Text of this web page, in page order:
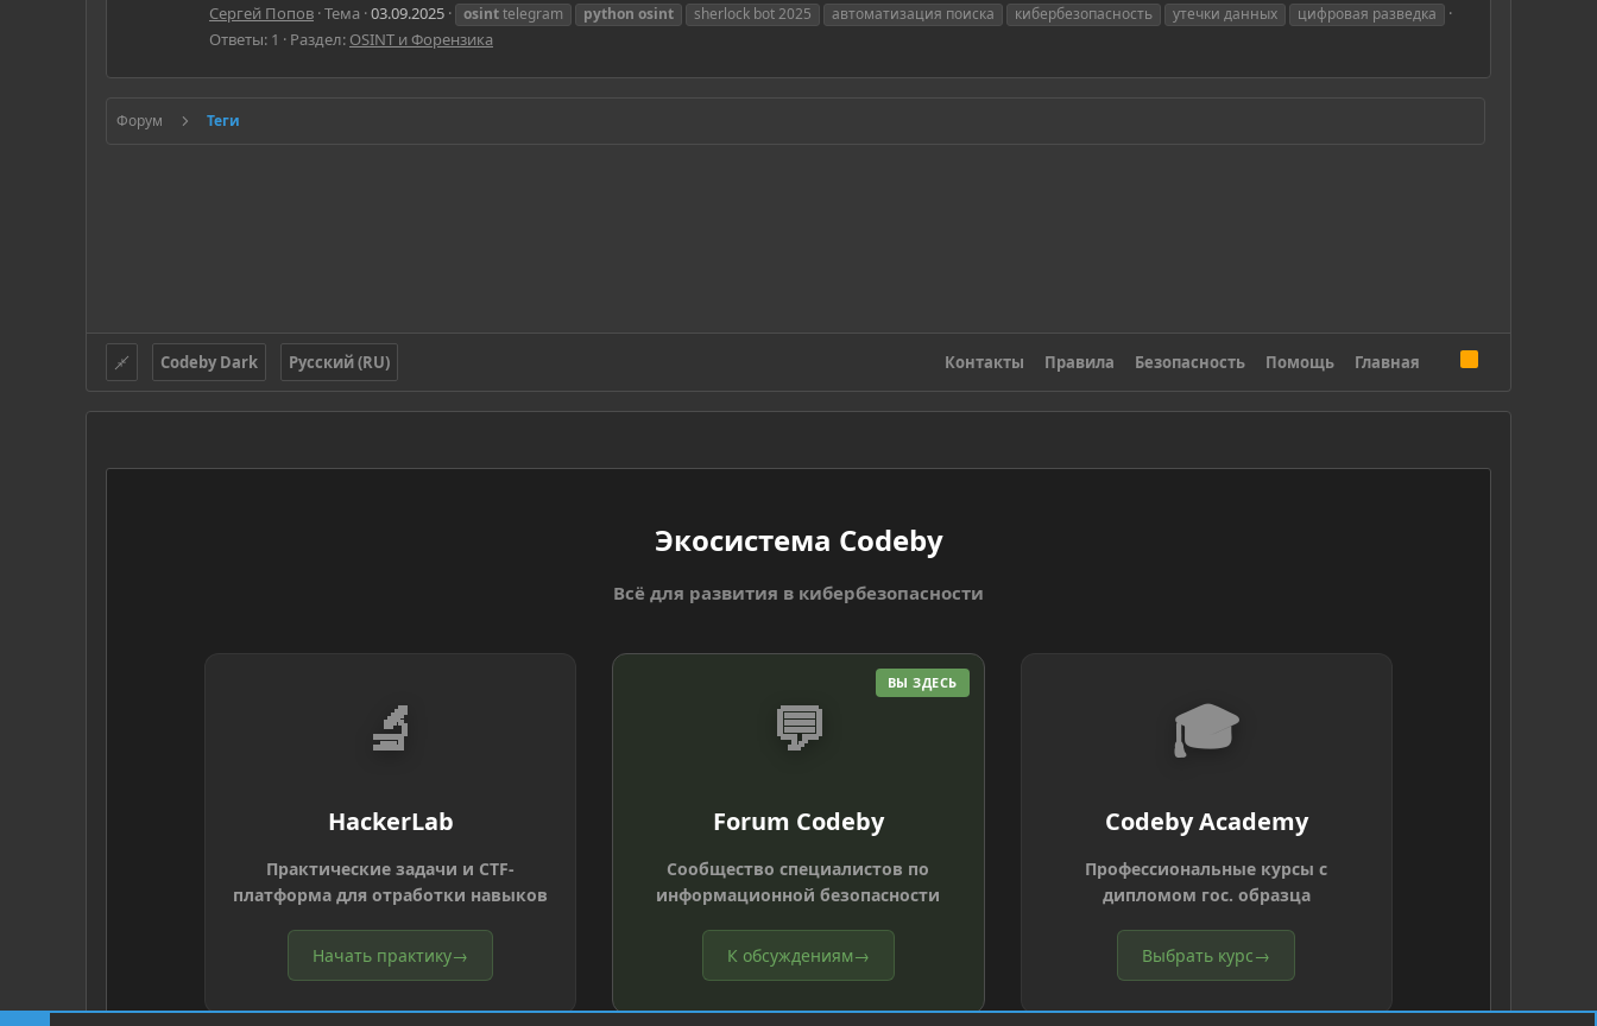
Сергей Попов Тема 03.09.2025 osinttelegram python osint sherlock bot 2025 автоматизация поиска кибербезопасность утечки данных цифровая разведка
Ответы: 1 Раздел: OSINT и Форензика
Форум Теги
Codeby Dark Русский (RU) Контакты Правила Безопасность Помощь Главная
S
Экосистема Codeby
Всё для развития в кибербезопасности
🔬
HackerLab
Практические задачи и CTF-
платформа для отработки навыков
Начать практику→
ВЫ ЗДЕСЬ
💬
Forum Codeby
Сообщество специалистов по
информационной безопасности
К обсуждениям→
🎓
Codeby Academy
Профессиональные курсы с
дипломом гос. образца
Выбрать курс→